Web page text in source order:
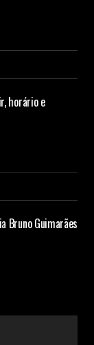
horário e
Bruno Guimarães